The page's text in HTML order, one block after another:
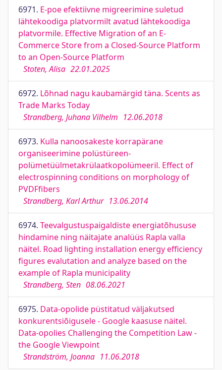
6971. E-poe efektiivne migreerimine suletud
lähtekoodiga platvormilt avatud lähtekoodiga
platvormile. Effective Migration of an E-
Commerce Store from a Closed-Source Platform
to an Open-Source Platform
Stoten, Alisa 22.01.2025
6972. Lõhnad nagu kaubamärgid täna. Scents as
Trade Marks Today
Strandberg, Juhana Vilhelm 12.06.2018
6973. Kulla nanoosakeste korrapärane
organiseerimine polüstüreen-
polümetüülmetakrülaatkopolümeeril. Effect of
electrospinning conditions on morphology of
PVDFfibers
Strandberg, Karl Arthur 13.06.2014
6974. Teevalgustuspaigaldiste energiatõhususe
hindamine ning näitajate analüüs Rapla valla
näitel. Road lighting installation energy efficiency
figures evalutation and analyze based on the
example of Rapla municipality
Strandberg, Sten 08.06.2021
6975. Data-opolide püstitatud väljakutsed
konkurentsiõigusele - Google kaasuse näitel.
Data-opolies Challenging the Competition Law -
the Google Viewpoint
Strandström, Joanna 11.06.2018